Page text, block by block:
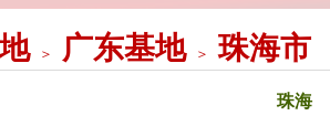
＞ 广东基地 ＞ 珠海市
珠海